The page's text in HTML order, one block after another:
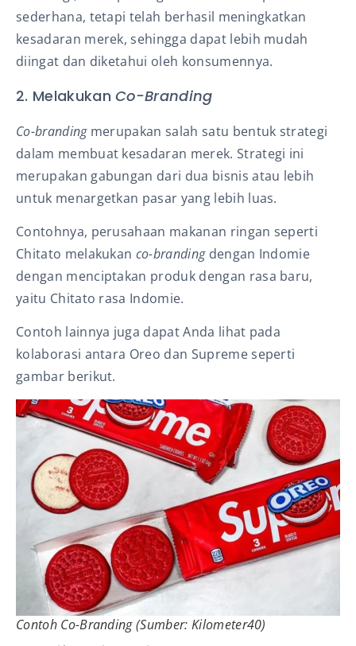
sederhana, tetapi telah berhasil meningkatkan
kesadaran merek, sehingga dapat lebih mudah
diingat dan diketahui oleh konsumennya.
2. Melakukan Co-Branding
Co-brandingmerupakan salah satu bentuk strategi
dalam membuat kesadaran merek. Strategi ini
merupakan gabungan dari dua bisnis atau lebih
untuk menargetkan pasar yang lebih luas.
Contohnya, perusahaan makanan ringan seperti
Chitato melakukan co-brandingdengan Indomie
dengan menciptakan produk dengan rasa baru,
yaitu Chitato rasa Indomie.
Contoh lainnya juga dapat Anda lihat pada
kolaborasi antara Oreo dan Supreme seperti
gambar berikut.
Contoh Co-Branding (Sumber: Kilometer40)